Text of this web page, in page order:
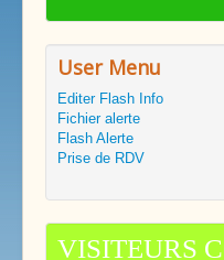
User Menu
Editer Flash Info
Fichier alerte
Flash Alerte
Prise de RDV
VISITEURS